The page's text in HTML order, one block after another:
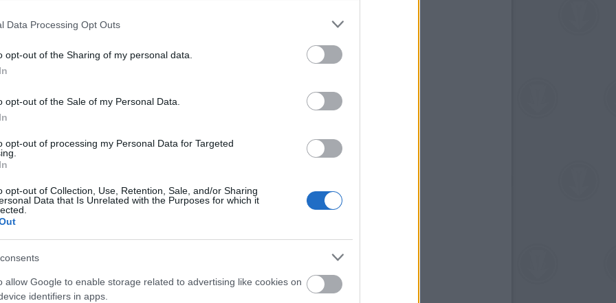
Data Processing Opt Outs
opt-out of the Sharing of my personal data.
opt-out of the Sale of my Personal Data.
opt-out of processing my Personal Data for Targeted
opt-out of Collection, Use, Retention, Sale, and/or Sharing
Data that Is Unrelated with the Purposes for which it
allow Google to enable storage related to advertising like cookies on
identifiers in apps.
arattak sikert, híres francia előadók - Sheila,
Frangois, Monty - dalszerzőjeként szerzett
Annie Gautrat-val, aki Stone néven kezdett
összeházasodtak, s Eric Charden éveken át írt
Stone-Charden-duó megalakulása hozta meg.
a kellemes vidéki életről és a gondtalan
a du soleil sur la France
ös válásával véget ért. Eric Charden ismét
Mayflower
címmel egy musicalt is írt. A kilencvenes
nosztalgiaturnéra indult, s azóta Eric és Stone